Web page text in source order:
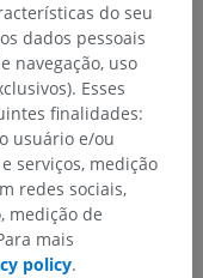
do seu
dados pessoais
navegação, uso
Esses
finalidades:
usuário e/ou
serviços, medição
redes sociais,
medição de
mais
policy.